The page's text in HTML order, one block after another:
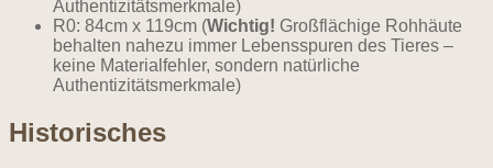
Authentizitätsmerkmale)
R0: 84cm x 119cm (Wichtig! Großflächige Rohhäute
behalten nahezu immer Lebensspuren des Tieres –
keine Materialfehler, sondern natürliche
Authentizitätsmerkmale)
Historisches